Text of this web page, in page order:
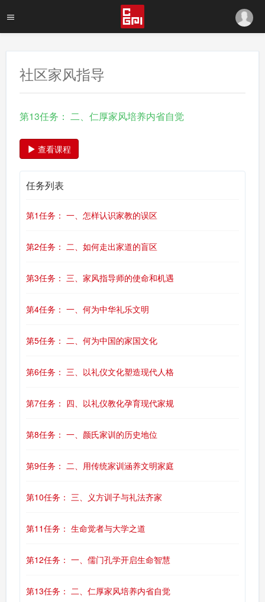
社区家风指导
第13任务： 二、仁厚家风培养内省自觉
查看课程
任务列表
第1任务： 一、怎样认识家教的误区
第2任务： 二、如何走出家道的盲区
第3任务： 三、家风指导师的使命和机遇
第4任务： 一、何为中华礼乐文明
第5任务： 二、何为中国的家国文化
第6任务： 三、以礼仪文化塑造现代人格
第7任务： 四、以礼仪教化孕育现代家规
第8任务： 一、颜氏家训的历史地位
第9任务： 二、用传统家训涵养文明家庭
第10任务： 三、义方训子与礼法齐家
第11任务： 生命觉者与大学之道
第12任务： 一、儒门孔学开启生命智慧
第13任务： 二、仁厚家风培养内省自觉